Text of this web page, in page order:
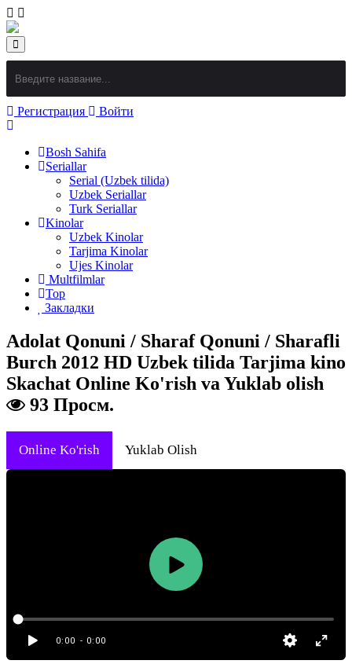
Регистрация Войти
Bosh Sahifa
Seriallar
Serial (Uzbek tilida)
Uzbek Seriallar
Turk Seriallar
Kinolar
Uzbek Kinolar
Tarjima Kinolar
Ujes Kinolar
Multfilmlar
Top
Закладки
Adolat Qonuni / Sharaf Qonuni / Sharafli
Burch 2012 HD Uzbek tilida Tarjima kino
Skachat Online Ko'rish va Yuklab olish
93 Просм.
Online Ko'rish Yuklab Olish
0:00 - 0:00